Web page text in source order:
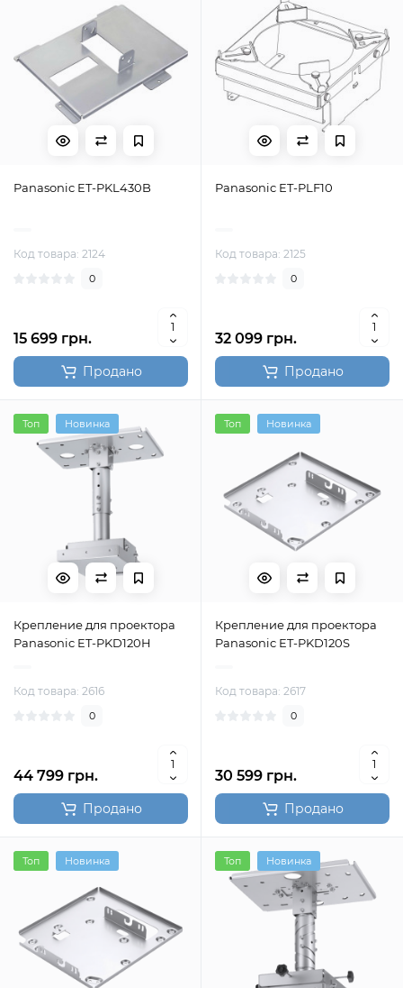
Panasonic ET-PKL430B
Код товара: 2124
0
15 699 грн.
Продано
Panasonic ET-PLF10
Код товара: 2125
0
32 099 грн.
Продано
Топ Новинка
Крепление для проектора
Panasonic ET-PKD120H
Код товара: 2616
0
44 799 грн.
Продано
Топ Новинка
Крепление для проектора
Panasonic ET-PKD120S
Код товара: 2617
0
30 599 грн.
Продано
Топ Новинка Топ Новинка